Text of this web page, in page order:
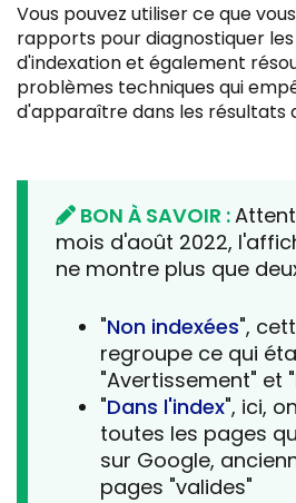
Vous pouvez utiliser ce que
rapports pour diagnostiquer
d'indexation et également
problèmes techniques qui
d'apparaître dans les résultats
BON À SAVOIR :
mois d'août 2022,
ne montre plus que
"Non indexées",
regroupe ce qui
"Avertissement" et
"Dans l'index", ici,
toutes les pages
sur Google,
pages "valides"